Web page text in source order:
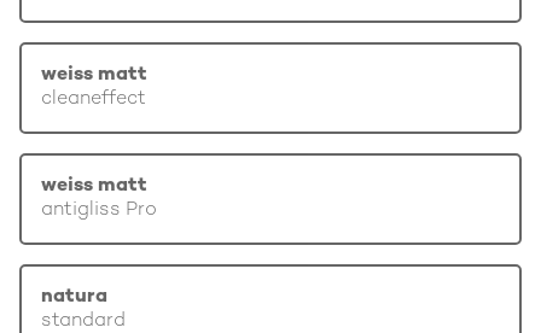
weiss matt
cleaneffect
weiss matt
antigliss Pro
natura
standard